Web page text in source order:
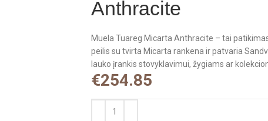
Anthracite
Muela Tuareg Micarta Anthracite – tai
peilis su tvirta Micarta rankena ir patvaria
lauko įrankis stovyklavimui, žygiams ar
€254.85